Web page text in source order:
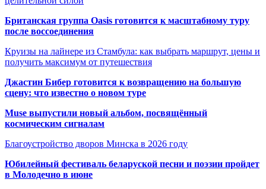
Британская группа Oasis готовится к масштабному туру
после воссоединения
Круизы на лайнере из Стамбула: как выбрать маршрут, цены и
получить максимум от путешествия
Джастин Бибер готовится к возвращению на большую
сцену: что известно о новом туре
Muse выпустили новый альбом, посвящённый
космическим сигналам
Благоустройство дворов Минска в 2026 году
Юбилейный фестиваль беларуской песни и поэзии пройдет
в Молодечно в июне